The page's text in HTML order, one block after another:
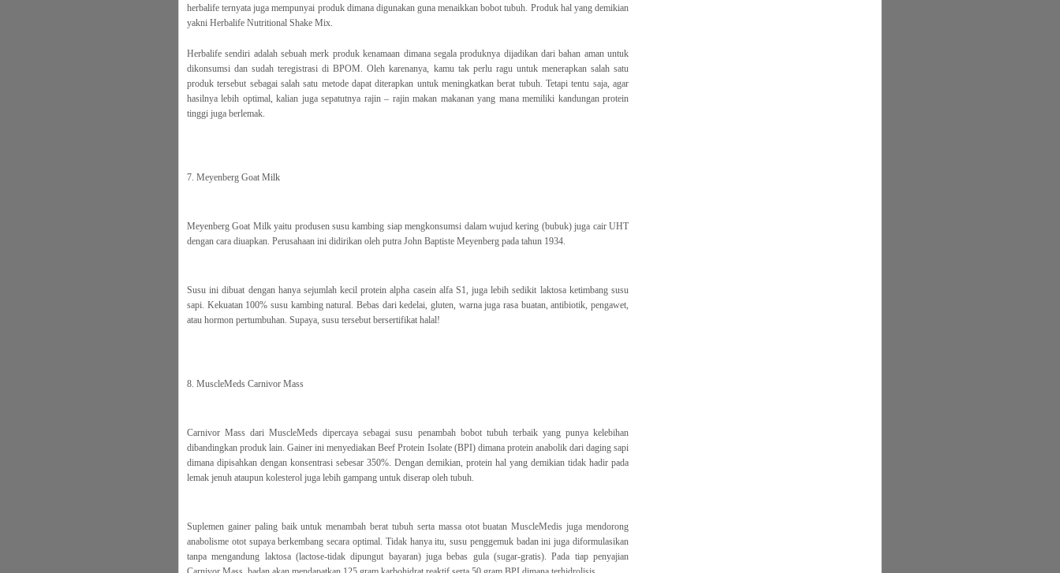
herbalife ternyata juga mempunyai produk dimana digunakan guna menaikkan bobot tubuh. Produk hal yang demikian
yakni Herbalife Nutritional Shake Mix.
Herbalife sendiri adalah sebuah merk produk kenamaan dimana segala produknya dijadikan dari bahan aman untuk
dikonsumsi dan sudah teregistrasi di BPOM. Oleh karenanya, kamu tak perlu ragu untuk menerapkan salah satu
produk tersebut sebagai salah satu metode dapat diterapkan untuk meningkatkan berat tubuh. Tetapi tentu saja, agar
hasilnya lebih optimal, kalian juga sepatutnya rajin – rajin makan makanan yang mana memiliki kandungan protein
tinggi juga berlemak.
7. Meyenberg Goat Milk
Meyenberg Goat Milk yaitu produsen susu kambing siap mengkonsumsi dalam wujud kering (bubuk) juga cair UHT
dengan cara diuapkan. Perusahaan ini didirikan oleh putra John Baptiste Meyenberg pada tahun 1934.
Susu ini dibuat dengan hanya sejumlah kecil protein alpha casein alfa S1, juga lebih sedikit laktosa ketimbang susu
sapi. Kekuatan 100% susu kambing natural. Bebas dari kedelai, gluten, warna juga rasa buatan, antibiotik, pengawet,
atau hormon pertumbuhan. Supaya, susu tersebut bersertifikat halal!
8. MuscleMeds Carnivor Mass
Carnivor Mass dari MuscleMeds dipercaya sebagai susu penambah bobot tubuh terbaik yang punya kelebihan
dibandingkan produk lain. Gainer ini menyediakan Beef Protein Isolate (BPI) dimana protein anabolik dari daging sapi
dimana dipisahkan dengan konsentrasi sebesar 350%. Dengan demikian, protein hal yang demikian tidak hadir pada
lemak jenuh ataupun kolesterol juga lebih gampang untuk diserap oleh tubuh.
Suplemen gainer paling baik untuk menambah berat tubuh serta massa otot buatan MuscleMedis juga mendorong
anabolisme otot supaya berkembang secara optimal. Tidak hanya itu, susu penggemuk badan ini juga diformulasikan
tanpa mengandung laktosa (lactose-tidak dipungut bayaran) juga bebas gula (sugar-gratis). Pada tiap penyajian